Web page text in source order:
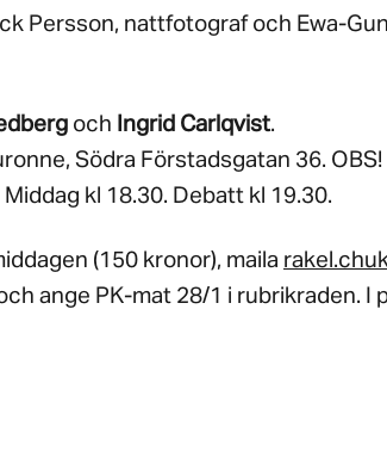
Persson, nattfotograf och Ewa-
och Ingrid Carlqvist.
Södra Förstadsgatan 36. OBS!
kl 18.30. Debatt kl 19.30.
(150 kronor), maila
ange PK-mat 28/1 i rubrikraden. I